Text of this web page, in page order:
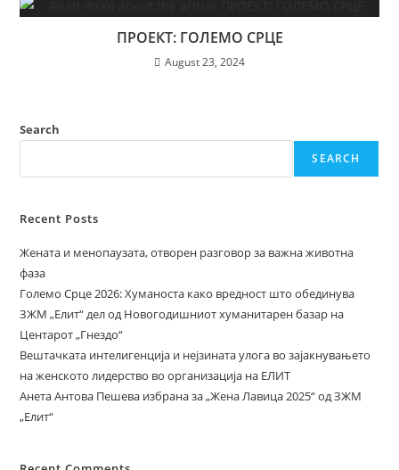
ПРОЕКТ: ГОЛЕМО СРЦЕ
August 23, 2024
Search
SEARCH
Recent Posts
Жената и менопаузата, отворен разговор за важна животна
фаза
Големо Срце 2026: Хуманоста како вредност што обединува
ЗЖМ „Елит“ дел од Новогодишниот хуманитарен базар на
Центарот „Гнездо“
Вештачката интелигенција и нејзината улога во зајакнувањето
на женското лидерство во организација на ЕЛИТ
Анета Антова Пешева избрана за „Жена Лавица 2025“ од ЗЖМ
„Елит“